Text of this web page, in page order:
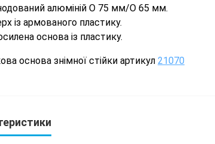
алюміній O 75 мм/O 65 мм.
із армованого пластику.
основа із пластику.
основа знімної стійки артикул 21070